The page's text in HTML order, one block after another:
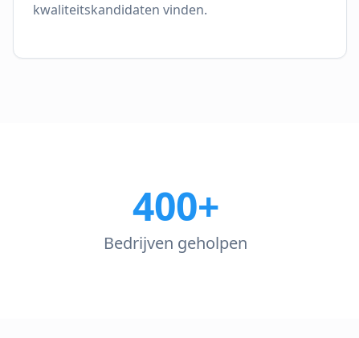
kwaliteitskandidaten vinden.
400+
Bedrijven geholpen